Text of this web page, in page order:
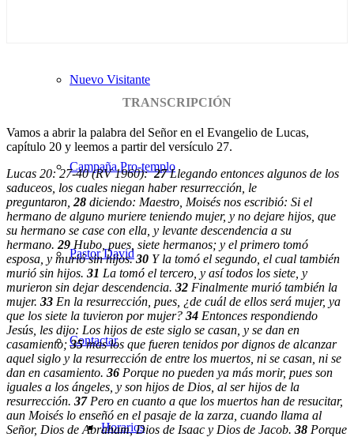
Nuevo Visitante
Campaña Pro-templo
Pastor David
Contactar
Horarios
TRANSCRIPCIÓN
Vamos a abrir la palabra del Señor en el Evangelio de Lucas,
capítulo 20 y leemos a partir del versículo 27.
Lucas 20: 27-40 (RV 1960):27Llegando entonces algunos de los
saduceos, los cuales niegan haber resurrección, le
preguntaron, 28 diciendo: Maestro, Moisés nos escribió: Si el
hermano de alguno muriere teniendo mujer, y no dejare hijos, que
su hermano se case con ella, y levante descendencia a su
hermano. 29 Hubo, pues, siete hermanos; y el primero tomó
esposa, y murió sin hijos.30 Y la tomó el segundo, el cual también
murió sin hijos. 31 La tomó el tercero, y así todos los siete, y
murieron sin dejar descendencia. 32 Finalmente murió también la
mujer. 33 En la resurrección, pues, ¿de cuál de ellos será mujer, ya
que los siete la tuvieron por mujer? 34 Entonces respondiendo
Jesús, les dijo: Los hijos de este siglo se casan, y se dan en
casamiento;35mas los que fueren tenidos por dignos de alcanzar
aquel siglo y la resurrección de entre los muertos, ni se casan, ni se
dan en casamiento. 36 Porque no pueden ya más morir, pues son
iguales a los ángeles, y son hijos de Dios, al ser hijos de la
resurrección. 37 Pero en cuanto a que los muertos han de resucitar,
aun Moisés lo enseñó en el pasaje de la zarza, cuando llama al
Señor, Dios de Abraham, Dios de Isaac y Dios de Jacob. 38 Porque